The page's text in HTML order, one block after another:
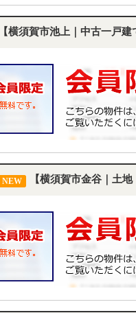
【横須賀市池上｜中古一戸建
NEW 【横須賀市金谷｜土